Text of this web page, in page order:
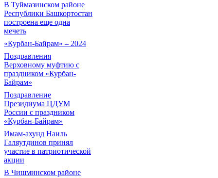
В Туймазинском районе
Республики Башкортостан
построена еще одна
мечеть
«Курбан-Байрам» – 2024
Поздравления
Верховному муфтию с
праздником «Курбан-
Байрам»
Поздравление
Президиума ЦДУМ
России с праздником
«Курбан-Байрам»
Имам-ахунд Наиль
Галяутдинов принял
участие в патриотической
акции
В Чишминском районе